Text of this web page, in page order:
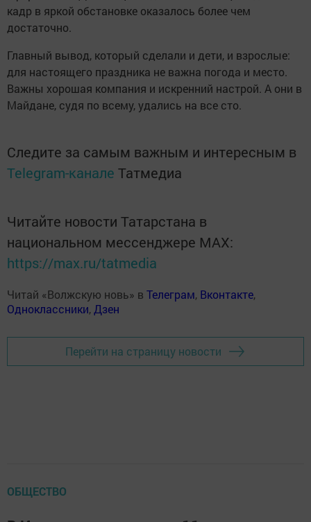
кадр в яркой обстановке оказалось более чем
достаточно.
Главный вывод, который сделали и дети, и взрослые:
для настоящего праздника не важна погода и место.
Важны хорошая компания и искренний настрой. А они в
Майдане, судя по всему, удались на все сто.
Следите за самым важным и интересным в
Telegram-канале Татмедиа
Читайте новости Татарстана в
национальном мессенджере MАХ:
https://max.ru/tatmedia
Читай «Волжскую новь» в Телеграм, Вконтакте,
Одноклассники, Дзен
Перейти на страницу новости
ОБЩЕСТВО